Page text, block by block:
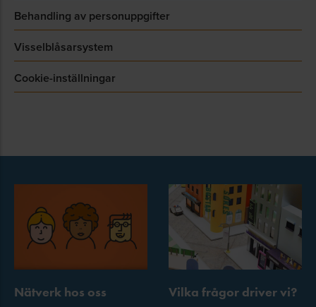
Behandling av personuppgifter
Visselblåsarsystem
Cookie-inställningar
Nätverk hos oss
Vilka frågor driver vi?